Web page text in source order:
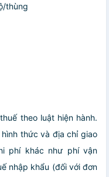
thùng
theo luật hiện hành.
thức và địa chỉ giao
phí khác như phí vận
nhập khẩu (đối với đơn